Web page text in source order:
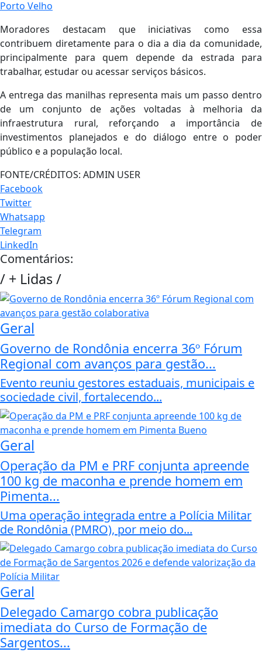
Porto Velho
Moradores destacam que iniciativas como essa
contribuem diretamente para o dia a dia da comunidade,
principalmente para quem depende da estrada para
trabalhar, estudar ou acessar serviços básicos.
A entrega das manilhas representa mais um passo dentro
de um conjunto de ações voltadas à melhoria da
infraestrutura rural, reforçando a importância de
investimentos planejados e do diálogo entre o poder
público e a população local.
FONTE/CRÉDITOS: ADMIN USER
Facebook
Twitter
Whatsapp
Telegram
LinkedIn
Comentários:
/ + Lidas/
Geral
Governo de Rondônia encerra 36º Fórum
Regional com avanços para gestão...
Evento reuniu gestores estaduais, municipais e
sociedade civil, fortalecendo...
Geral
Operação da PM e PRF conjunta apreende
100 kg de maconha e prende homem em
Pimenta...
Uma operação integrada entre a Polícia Militar
de Rondônia (PMRO), por meio do...
Geral
Delegado Camargo cobra publicação
imediata do Curso de Formação de
Sargentos...